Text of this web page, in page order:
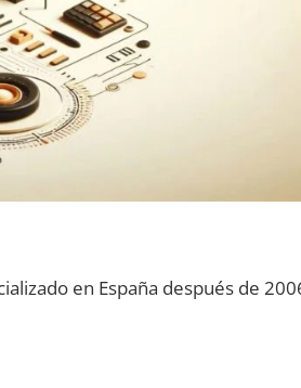
en España después dе